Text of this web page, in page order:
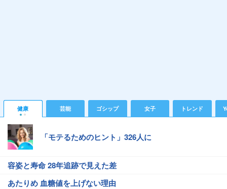
健康 芸能 ゴシップ 女子 トレンド
「モテるためのヒント」326人に
容姿と寿命 28年追跡で見えた差
あたりめ 血糖値を上げない理由